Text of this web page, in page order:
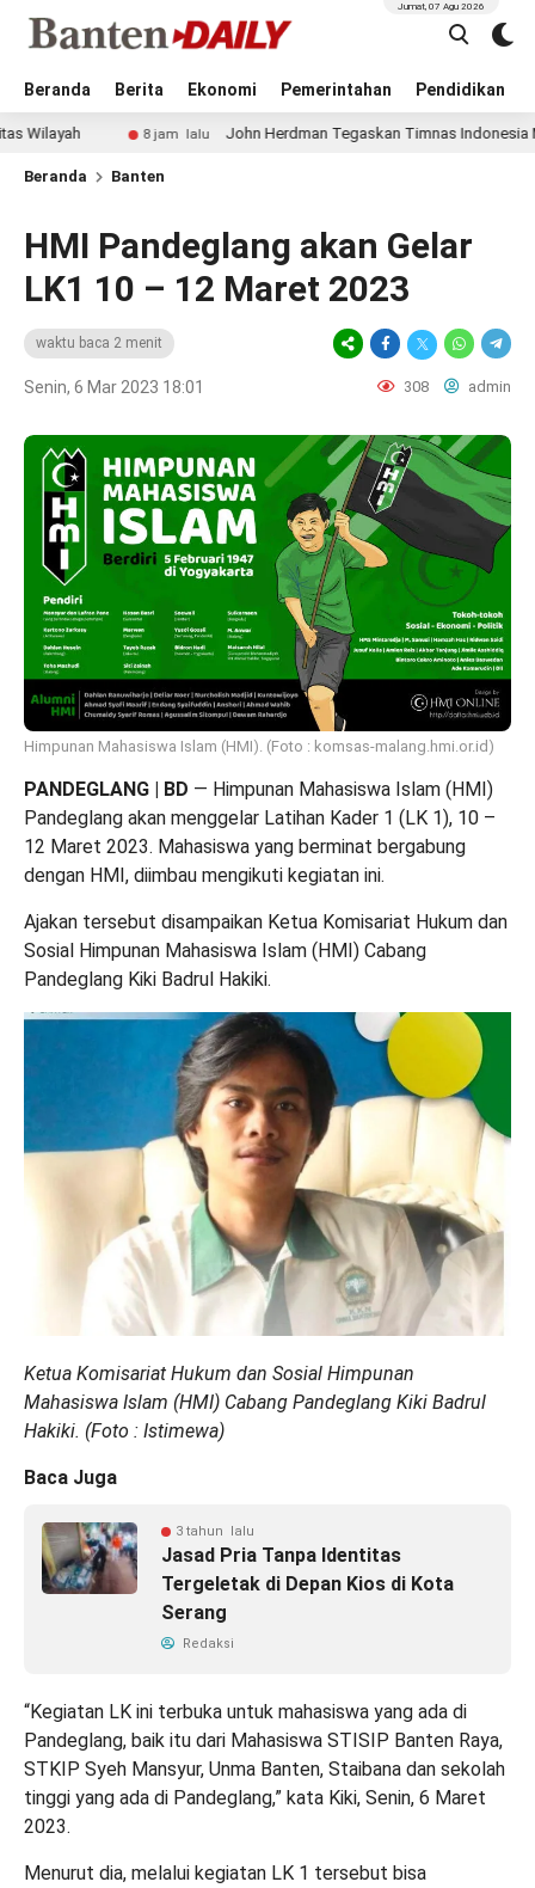
Beranda Berita Ekonomi Pemerintahan Pendidikan
Jumat, 07 Agu 2026
8 jam lalu John Herdman Tegaskan Timnas Indonesia Main
Beranda Banten
HMI Pandeglang akan Gelar
LK1 10 – 12 Maret 2023
waktu baca 2 menit
Senin, 6 Mar 2023 18:01 308 admin
Himpunan Mahasiswa Islam (HMI). (Foto : komsas-malang.hmi.or.id)
PANDEGLANG | BD — Himpunan Mahasiswa Islam (HMI)
Pandeglang akan menggelar Latihan Kader 1 (LK 1), 10 –
12 Maret 2023. Mahasiswa yang berminat bergabung
dengan HMI, diimbau mengikuti kegiatan ini.
Ajakan tersebut disampaikan Ketua Komisariat Hukum dan
Sosial Himpunan Mahasiswa Islam (HMI) Cabang
Pandeglang Kiki Badrul Hakiki.
Ketua Komisariat Hukum dan Sosial Himpunan
Mahasiswa Islam (HMI) Cabang Pandeglang Kiki Badrul
Hakiki. (Foto : Istimewa)
Baca Juga
3 tahun lalu
Jasad Pria Tanpa Identitas
Tergeletak di Depan Kios di Kota
Serang
Redaksi
“Kegiatan LK ini terbuka untuk mahasiswa yang ada di
Pandeglang, baik itu dari Mahasiswa STISIP Banten Raya,
STKIP Syeh Mansyur, Unma Banten, Staibana dan sekolah
tinggi yang ada di Pandeglang,” kata Kiki, Senin, 6 Maret
2023.
Menurut dia, melalui kegiatan LK 1 tersebut bisa